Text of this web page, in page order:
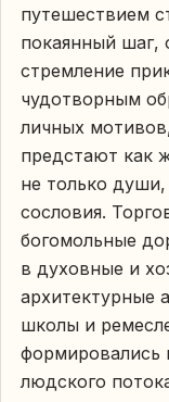
путешествием
покаянный шаг,
стремление
чудотворным
личных
предстают как
не только
сословия.
богомольные
в духовные и
архитектурные
школы и
формировались
людского